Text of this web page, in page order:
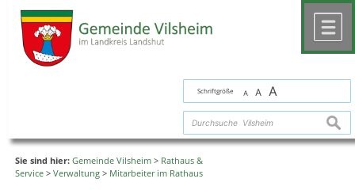
Schriftgröße A A A
Sie sind hier: Gemeinde Vilsheim > Rathaus &
Service > Verwaltung > Mitarbeiter im Rathaus